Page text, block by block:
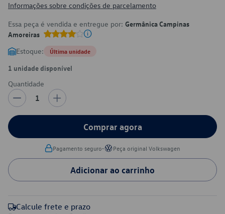
Informações sobre condições de parcelamento
Essa peça é vendida e entregue por: Germânica Campinas
Amoreiras
Estoque: Última unidade
1 unidade disponível
Quantidade
1
Comprar agora
Pagamento seguro• Peça original Volkswagen
Adicionar ao carrinho
Calcule frete e prazo